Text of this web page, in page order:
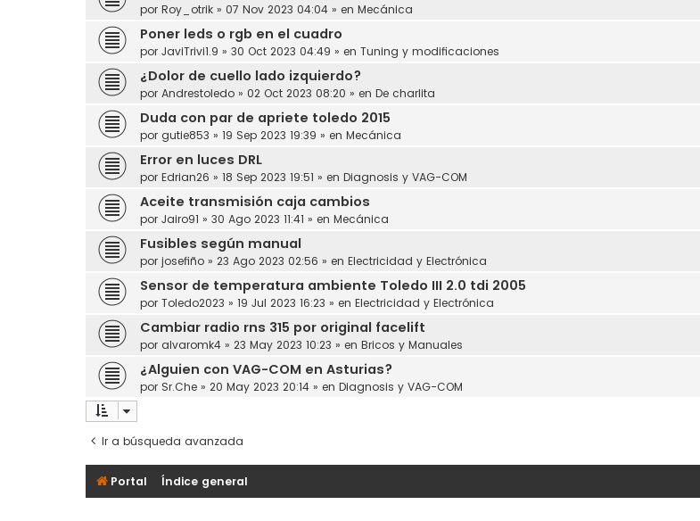
por Roy_otrik » 07 Nov 2023 04:04 » en Mecánica
Poner leds o rgb en el cuadro
por JaviTrivi1.9 » 30 Oct 2023 04:49 » en Tuning y modificaciones
¿Dolor de cuello lado izquierdo?
por Andrestoledo » 02 Oct 2023 08:20 » en De charlita
Duda con par de apriete toledo 2015
por gutie853 » 19 Sep 2023 19:39 » en Mecánica
Error en luces DRL
por Edrian26 » 18 Sep 2023 19:51 » en Diagnosis y VAG-COM
Aceite transmisión caja cambios
por Jairo91 » 30 Ago 2023 11:41 » en Mecánica
Fusibles según manual
por josefiño » 23 Ago 2023 02:56 » en Electricidad y Electrónica
Sensor de temperatura ambiente Toledo III 2.0 tdi 2005
por Toledo2023 » 19 Jul 2023 16:23 » en Electricidad y Electrónica
Cambiar radio rns 315 por original facelift
por alvaromk4 » 23 May 2023 10:23 » en Bricos y Manuales
¿Alguien con VAG-COM en Asturias?
por Sr.Che » 20 May 2023 20:14 » en Diagnosis y VAG-COM
Ir a búsqueda avanzada
Portal Índice general